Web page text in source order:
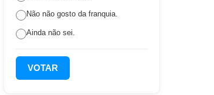
Não não gosto da franquia.
Ainda não sei.
VOTAR